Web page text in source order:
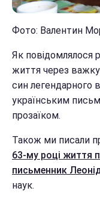
Фото: Валентин
Як повідомлялося
життя через
син легендарного
українським
прозаїком.
Також ми писали
63-му році життя
письменник
наук.